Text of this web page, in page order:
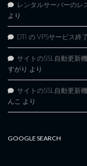
レンタルサーバーのレ
より
DTI の VPSサービス終
サイトのSSL自動更新
すがり より
サイトのSSL自動更新
んこ より
GOOGLE SEARCH